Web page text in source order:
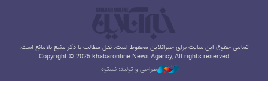
تمامی حقوق این سایت برای خبرآنلاین محفوظ است. نقل مطالب با ذکر منبع بلامانع است.
Copyright © 2025 khabaronline News Agancy, All rights reserved
طراحی و تولید: نستوه